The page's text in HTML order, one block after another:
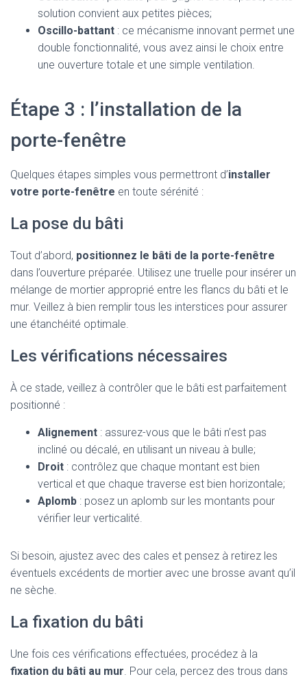
solution convient aux petites pièces;
Oscillo-battant : ce mécanisme innovant permet une
double fonctionnalité, vous avez ainsi le choix entre
une ouverture totale et une simple ventilation.
Étape 3 : l’installation de la
porte-fenêtre
Quelques étapes simples vous permettront d’installer
votre porte-fenêtre en toute sérénité :
La pose du bâti
Tout d’abord, positionnez le bâti de la porte-fenêtre
dans l’ouverture préparée. Utilisez une truelle pour insérer un
mélange de mortier approprié entre les flancs du bâti et le
mur. Veillez à bien remplir tous les interstices pour assurer
une étanchéité optimale.
Les vérifications nécessaires
À ce stade, veillez à contrôler que le bâti est parfaitement
positionné :
Alignement : assurez-vous que le bâti n’est pas
incliné ou décalé, en utilisant un niveau à bulle;
Droit : contrôlez que chaque montant est bien
vertical et que chaque traverse est bien horizontale;
Aplomb : posez un aplomb sur les montants pour
vérifier leur verticalité.
Si besoin, ajustez avec des cales et pensez à retirez les
éventuels excédents de mortier avec une brosse avant qu’il
ne sèche.
La fixation du bâti
Une fois ces vérifications effectuées, procédez à la
fixation du bâti au mur. Pour cela, percez des trous dans